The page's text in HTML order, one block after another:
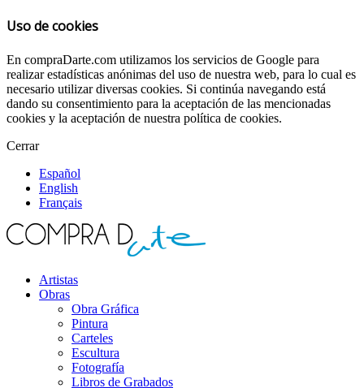
Uso de cookies
En compraDarte.com utilizamos los servicios de Google para
realizar estadísticas anónimas del uso de nuestra web, para lo cual es
necesario utilizar diversas cookies. Si continúa navegando está
dando su consentimiento para la aceptación de las mencionadas
cookies y la aceptación de nuestra política de cookies.
Cerrar
Español
English
Français
Artistas
Obras
Obra Gráfica
Pintura
Carteles
Escultura
Fotografía
Libros de Grabados